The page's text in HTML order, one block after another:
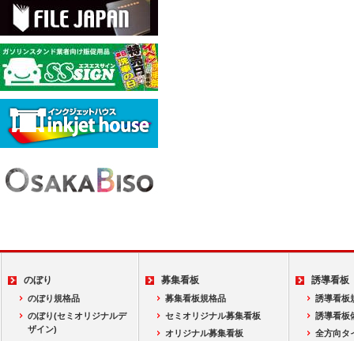
のぼり
のぼり規格品
のぼり(セミオリジナルデ
ザイン)
募集看板
募集看板規格品
セミオリジナル募集看板
オリジナル募集看板
誘導看板
誘導看板
誘導看板
全方向タ